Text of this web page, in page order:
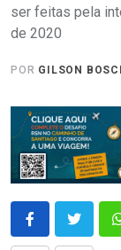
ser feitas pela
de 2020
POR GILSON